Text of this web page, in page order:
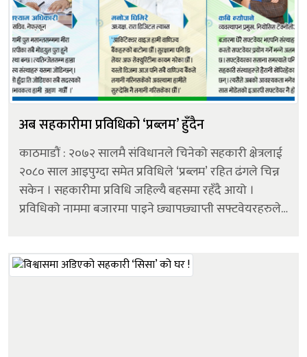
अब सहकारीमा प्रविधिको ‘प्रब्लम’ हुँदैन
काठमाडौं : २०७२ सालमै संविधानले चिनेको सहकारी क्षेत्रलाई
२०८० साल आइपुग्दा समेत प्रविधिले ‘प्रब्लम’ रहित ढंगले चिन्न
सकेन । सहकारीमा प्रविधि जहिल्यै बहसमा रहँदै आयो ।
प्रविधिको नाममा बजारमा पाइने छ्यापछ्याप्ती सफ्टवेयरहरुले